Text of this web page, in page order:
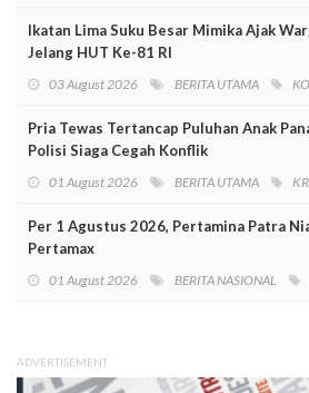
Ikatan Lima Suku Besar Mimika Ajak
Jelang HUT Ke-81 RI
03 August 2026 BERITA UTAMA
Pria Tewas Tertancap Puluhan Anak
Polisi Siaga Cegah Konflik
01 August 2026 BERITA UTAMA
Per 1 Agustus 2026, Pertamina Patra
Pertamax
01 August 2026 BERITA NASIONAL
ADVERTISEMENT